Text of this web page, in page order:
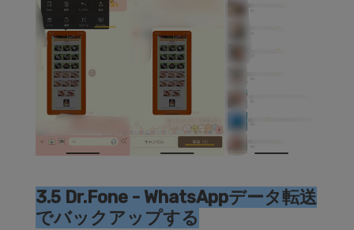
3.5 Dr.Fone - WhatsAppデータ転送
でバックアップする